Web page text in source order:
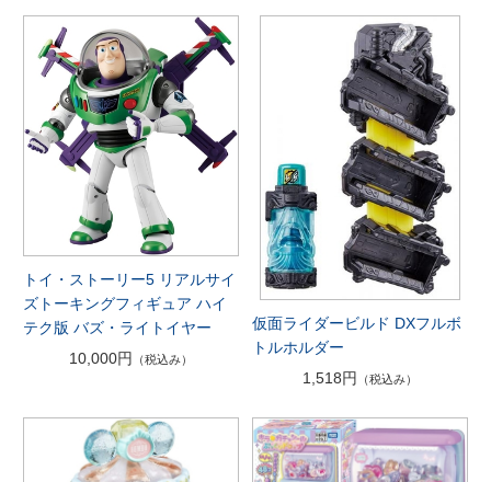
トイ・ストーリー5 リアルサイ
ズトーキングフィギュア ハイ
テク版 バズ・ライトイヤー
10,000円
（税込み）
仮面ライダービルド DXフルボ
トルホルダー
1,518円
（税込み）